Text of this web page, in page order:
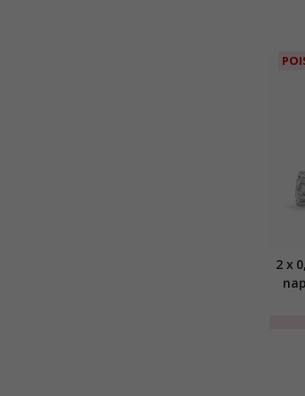
2 x